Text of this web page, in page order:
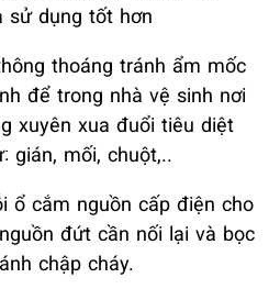
sử dụng tốt hơn
thoáng tránh ẩm mốc
để trong nhà vệ sinh nơi
xuyên xua đuổi tiêu diệt
gián, mối, chuột,..
ổ cắm nguồn cấp điện cho
đứt cần nối lại và bọc
chập cháy.